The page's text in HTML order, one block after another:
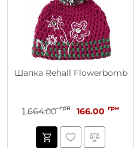
Шапка Rehall Flowerbomb
1 664.00 грн 166.00 грн